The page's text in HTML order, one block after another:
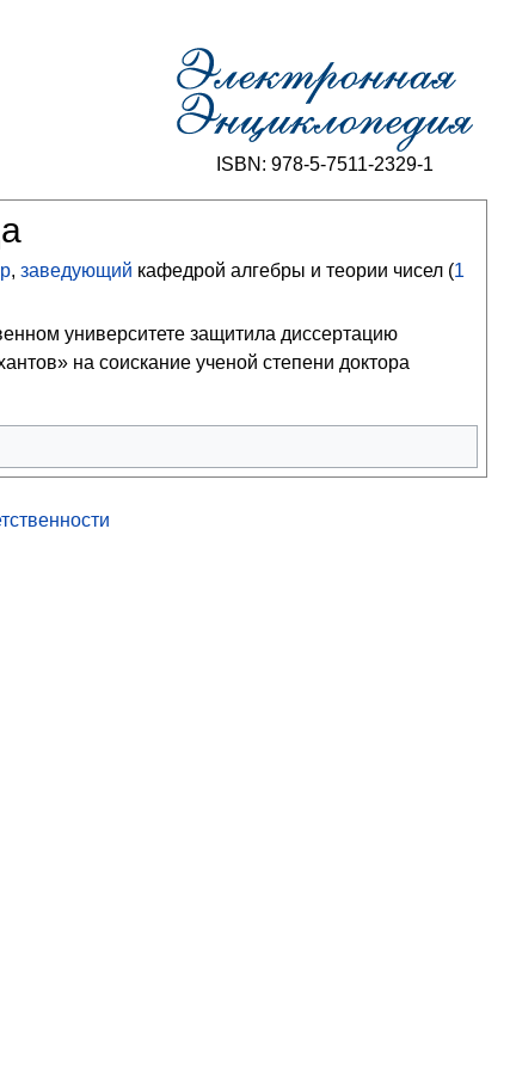
ISBN: 978-5-7511-2329-1
, заведующий кафедрой алгебры и теории чисел (1
университете защитила диссертацию
на соискание ученой степени доктора